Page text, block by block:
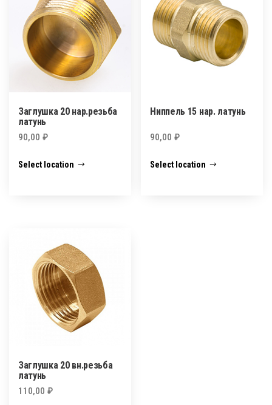
Заглушка 20 нар.резьба
латунь
90,00 ₽
Select location
Ниппель 15 нар. латунь
90,00₽
Select location
Заглушка 20 вн.резьба
латунь
110,00 ₽